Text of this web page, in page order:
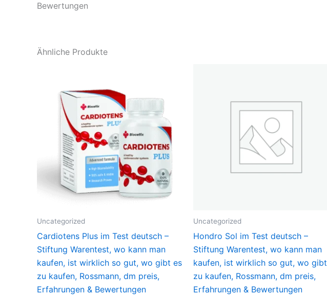
Bewertungen
Ähnliche Produkte
Uncategorized
Cardiotens Plus im Test deutsch –
Stiftung Warentest, wo kann man
kaufen, ist wirklich so gut, wo gibt es
zu kaufen, Rossmann, dm preis,
Erfahrungen & Bewertungen
Uncategorized
Hondro Sol im Test deutsch –
Stiftung Warentest, wo kann man
kaufen, ist wirklich so gut, wo
zu kaufen, Rossmann, dm preis,
Erfahrungen & Bewertungen